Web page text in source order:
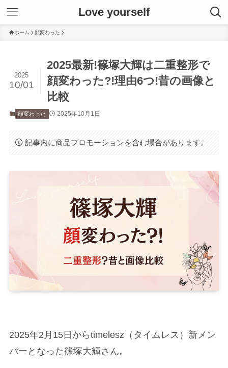
Love yourself
ホーム 顔変わった
2025最新!篠塚大輝は二重整形で
顔変わった?!理由6つ!昔の画像と
比較
2025
10/01
顔変わった 2025年10月1日
記事内に商品プロモーションを含む場合があります。
2025年2月15日からtimelesz（タイムレス）新メン
バーとなった篠塚大輝さん。